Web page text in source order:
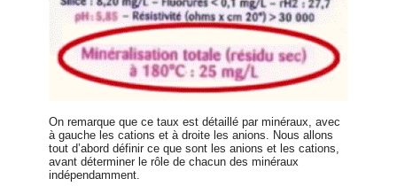
On remarque que ce taux est détaillé par minéraux, avec
à gauche les cations et à droite les anions. Nous allons
tout d’abord définir ce que sont les anions et les cations,
avant déterminer le rôle de chacun des minéraux
indépendamment.